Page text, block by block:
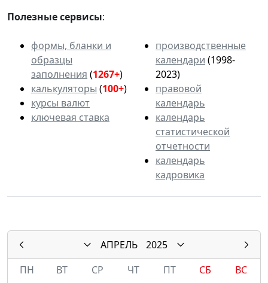
Полезные сервисы:
формы, бланки и
образцы
заполнения (1267+)
калькуляторы (100+)
курсы валют
ключевая ставка
производственные
календари (1998-
2023)
правовой
календарь
календарь
статистической
отчетности
календарь
кадровика
АПРЕЛЬ
2025
ПН
ВТ СР ЧТ ПТ СБ
ВС